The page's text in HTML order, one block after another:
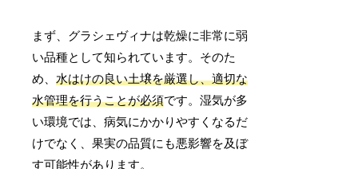
まず、グラシェヴィナは乾燥に非常に弱
い品種として知られています。そのた
め、水はけの良い土壌を厳選し、適切な
水管理を行うことが必須です。湿気が多
い環境では、病気にかかりやすくなるだ
けでなく、果実の品質にも悪影響を及ぼ
す可能性があります。